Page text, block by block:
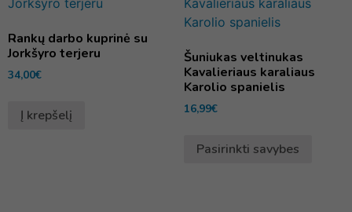
Rankų darbo kuprinė su
Jorkšyro terjeru
34,00€
Į krepšelį
Šuniukas veltinukas
Kavalieriaus karaliaus
Karolio spanielis
16,99€
Pasirinkti savybes